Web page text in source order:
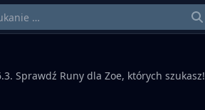
Sprawdź Runy dla Zoe, których szukasz!